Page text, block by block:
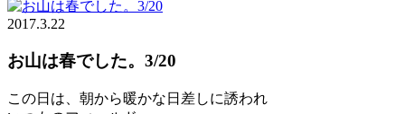
2017.3.22
お山は春でした。3/20
この日は、朝から暖かな日差しに誘われ